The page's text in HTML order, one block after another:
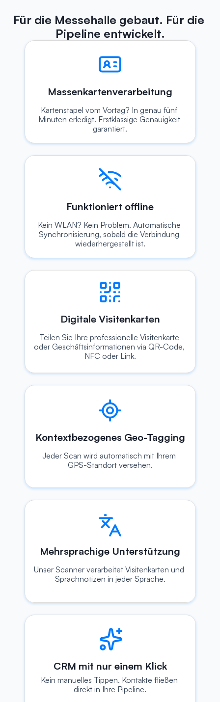
Für die Messehalle gebaut. Für die
Pipeline entwickelt.
Massenkartenverarbeitung
Kartenstapel vom Vortag? In genau fünf
Minuten erledigt. Erstklassige Genauigkeit
garantiert.
Funktioniert offline
Kein WLAN? Kein Problem. Automatische
Synchronisierung, sobald die Verbindung
wiederhergestellt ist.
Digitale Visitenkarten
Teilen Sie Ihre professionelle Visitenkarte
oder Geschäftsinformationen via QR-Code,
NFC oder Link.
Kontextbezogenes Geo-Tagging
Jeder Scan wird automatisch mit Ihrem
GPS-Standort versehen.
Mehrsprachige Unterstützung
Unser Scanner verarbeitet Visitenkarten und
Sprachnotizen in jeder Sprache.
CRM mit nur einem Klick
Kein manuelles Tippen. Kontakte fließen
direkt in Ihre Pipeline.